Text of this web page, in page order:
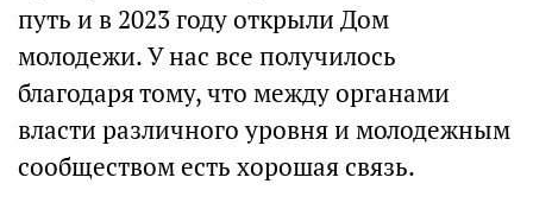
путь и в 2023 году открыли Дом
молодежи. У нас все получилось
благодаря тому, что между органами
власти различного уровня и молодежным
сообществом есть хорошая связь.